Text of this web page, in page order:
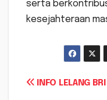
serta
kesejahteraan
Navigasi
INFO LELANG BRI